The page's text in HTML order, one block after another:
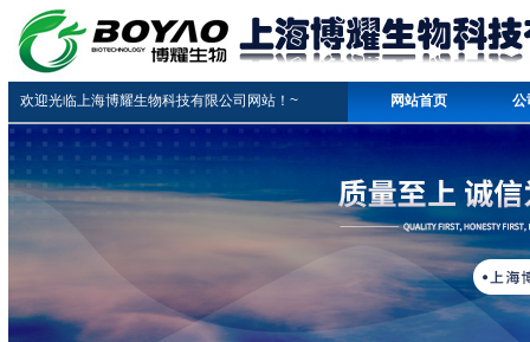
欢迎光临上海博耀生物科技有限公司网站！~ 网站首页 公